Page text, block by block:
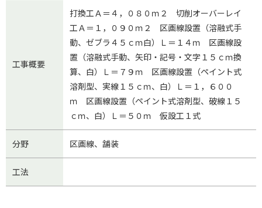
工事概要
打換工Ａ＝４，０８０ｍ２ 切削オーバーレイ
工Ａ＝１，０９０ｍ２ 区画線設置（溶融式手
動、ゼブラ４５ｃｍ白）Ｌ＝１４ｍ 区画線設
置（溶融式手動、矢印・記号・文字１５ｃｍ換
算、白）Ｌ＝７９ｍ 区画線設置（ペイント式
溶剤型、実線１５ｃｍ、白）Ｌ＝１，６００
ｍ 区画線設置（ペイント式溶剤型、破線１５
ｃｍ、白）Ｌ＝５０ｍ 仮設工１式
分野 区画線 舗装
工法